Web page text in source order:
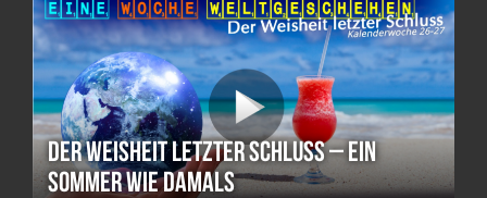
Der Weisheit letzter Schluss – Ein
Sommer wie damals